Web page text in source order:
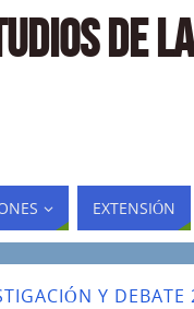
DE
EXTENSIÓN
Y DEBATE